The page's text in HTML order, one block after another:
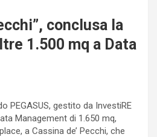
conclusa la
1.500 mq a Data
PEGASUS, gestito da InvestiRE
Management di 1.650 mq,
a Cassina de’ Pecchi, che